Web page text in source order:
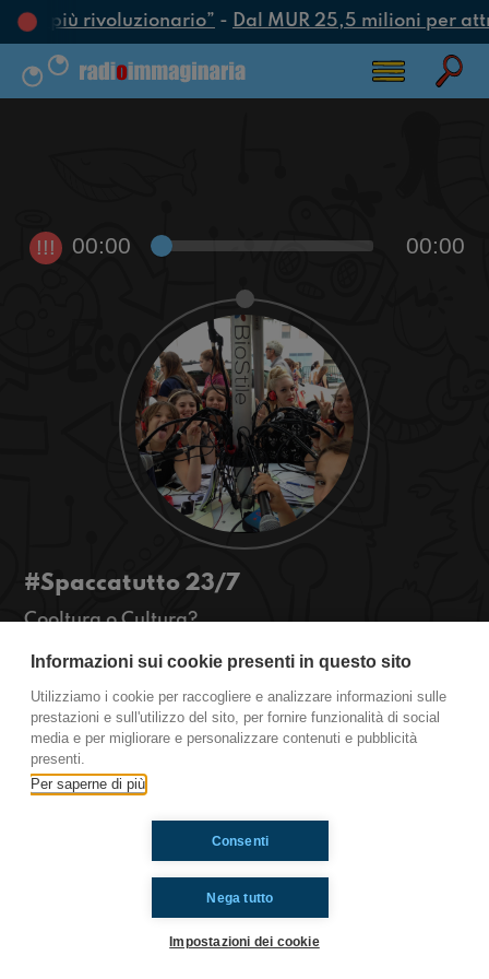
più rivoluzionario”- Dal MUR 25,5 milioni per
!!! 00:00 00:00
#Spaccatutto 23/7
Cooltura o Cultura?
per il nostro futuro, oppure è tutta
un'apparenza? ‪#‎Giffoni2015‬ ‪#‎OkkiAlGiff‬
‪#‎OkkinSu‬
Ti è piaciuto? Condividilo!
Informazioni sui cookie presenti in questo sito
Utilizziamo i cookie per raccogliere e analizzare informazioni sulle
prestazioni e sull'utilizzo del sito, per fornire funzionalità di social
media e per migliorare e personalizzare contenuti e pubblicità
presenti.
Per saperne di più
Nega tutto
Consenti
Impostazioni dei cookie